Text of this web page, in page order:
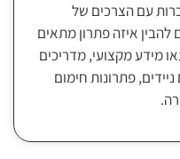
עם הצרכים של
איזה פתרון מתאים
מידע מקצועי, מדריכים
פתרונות חימום